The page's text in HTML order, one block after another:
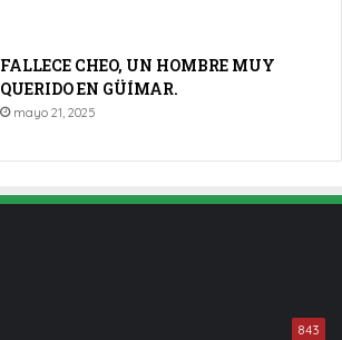
FALLECE CHEO, UN HOMBRE MUY
QUERIDO EN GÜÍMAR.
mayo 21, 2025
843